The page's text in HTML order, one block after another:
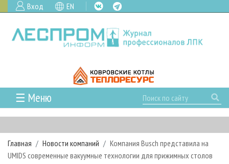
Вход EN
☰ Меню
ГЛАВНАЯ
РУБРИКИ И ТЕМЫ
РУБРИКИ ЖУРНАЛА
НОВОСТИ
Главная Новости компаний
Компания Busch представила на
UMIDS современные вакуумные технологии для прижимных столов